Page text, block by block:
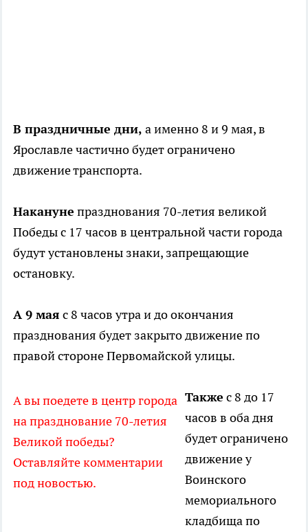
В праздничные дни, а именно 8 и 9 мая, в
Ярославле частично будет ограничено
движение транспорта.
Накануне празднования 70-летия великой
Победы с 17 часов в центральной части города
будут установлены знаки, запрещающие
остановку.
А 9 мая с 8 часов утра и до окончания
празднования будет закрыто движение по
правой стороне Первомайской улицы.
А вы поедете в центр города
на празднование 70-летия
Великой победы?
Оставляйте комментарии
под новостью.
Также с 8 до 17
часов в оба дня
будет ограничено
движение у
Воинского
мемориального
кладбища по